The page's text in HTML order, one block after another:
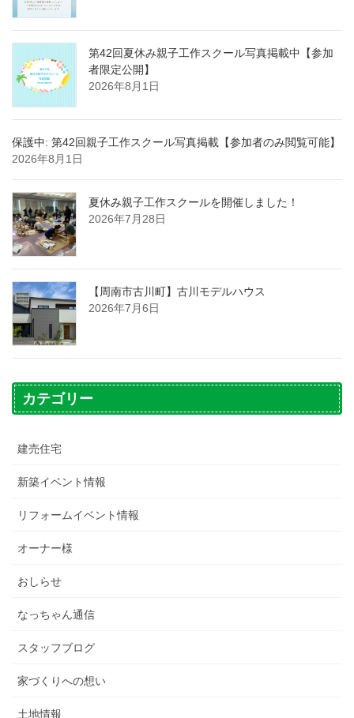
第42回夏休み親子工作スクール写真掲載中【参加
者限定公開】
2026年8月1日
保護中: 第42回親子工作スクール写真掲載【参加者のみ閲覧可能】
2026年8月1日
夏休み親子工作スクールを開催しました！
2026年7月28日
【周南市古川町】古川モデルハウス
2026年7月6日
カテゴリー
建売住宅
新築イベント情報
リフォームイベント情報
オーナー様
おしらせ
なっちゃん通信
スタッフブログ
家づくりへの想い
土地情報